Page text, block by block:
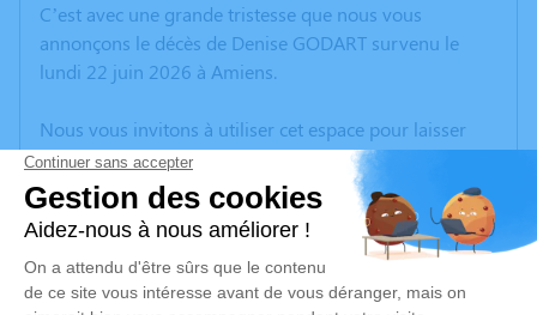
C’est avec une grande tristesse que nous vous
annonçons le décès de Denise GODART survenu le
lundi 22 juin 2026 à Amiens.
Nous vous invitons à utiliser cet espace pour laisser
vos condoléances, partager des photos souvenirs, une
anecdote ou exprimer vos pensées à travers des
poèmes ou des textes. Cet endroit est un lieu
d'expression dédié à honorer la mémoire de Denise
GODART.